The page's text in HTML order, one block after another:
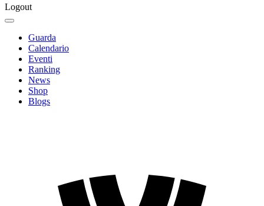
Logout
Guarda
Calendario
Eventi
Ranking
News
Shop
Blogs